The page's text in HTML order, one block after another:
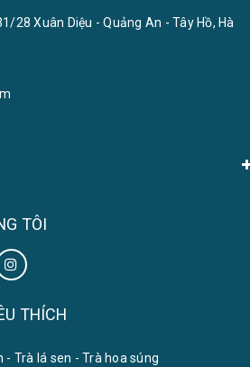
28 Xuân Diệu - Quảng An - Tây Hồ, Hà
TÔI
THÍCH
- Trà lá sen - Trà hoa súng